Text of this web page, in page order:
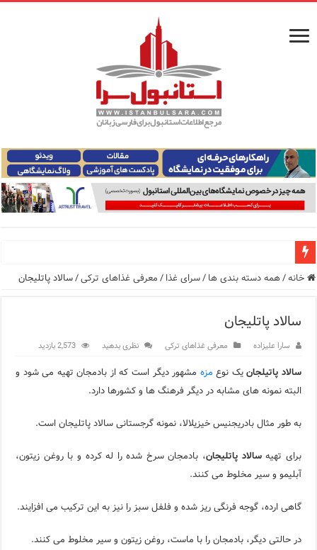
راهنمای فرودگاه‌های استانبول (فاصله و هزینه حمل و نقل
اپلیکیشن KarDes؛ راهنمای رایگان کشف تاریخ و فرهنگ پنهان ترکیه
مرکز خرید پولات استانبول | تجربه‌ای متفاوت از خرید و سبک
12 اشتباه رایج در دریافت شهروندی ترکیه از طریق خرید ملک
ویژگی‌های رفتاری و اجتماعی در زبان ترکی استانبولی
ویژگی‌های منفی شخصیت در زبان ترکی استانبولی
ویژگی‌های مثبت شخصیت در زبان ترکی استانبولی
موزه افسانه‌های کارتال استانبول؛ سفری به دنیای قصه‌ها در
موزه ساعت کاخ توپکاپی استانبول
خانه/همه دسته بندی ها /سرای غذا /معرفی غذاهای ترکی/سالاد پاتلیجان
سالاد پاتلیجان
سارا علیزاده معرفی غذاهای ترکی نظری بدهید 2,573 بازدید
سالاد پاتیلجانیک نوع مزه مشهور دیگر است که از بادمجان تهیه می شود و
البته نمونه های مشابه در دیگر فرهنگ ها و کشورها دارد.
به طور مثال بادریجنیس خیزیلالا، نمونه گرجستانی سالاد پاتلیجان است.
برای تهیهسالاد پاتلیجان، بادمجان سرخ شده را له کرده و با روغن زیتون،
آبلیمو و سیر مخلوط می کنند.
گاهی ارده، گوجه فرنگی ریز شده و فلفل سبز را نیز به این ترکیب می افزایند.
در حالتی دیگر، بادمجان را با ماست، روغن زیتون و سیر مخلوط می کنند.